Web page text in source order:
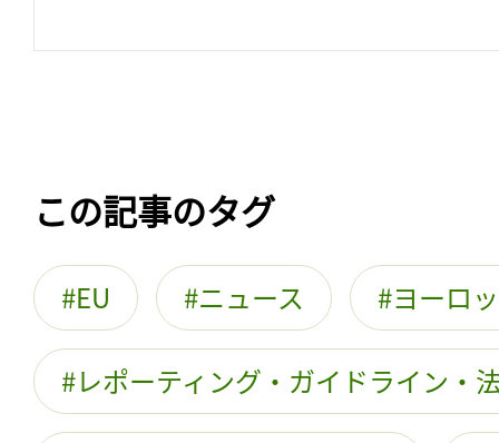
この記事のタグ
EU ニュース ヨーロ
レポーティング・ガイドライン・